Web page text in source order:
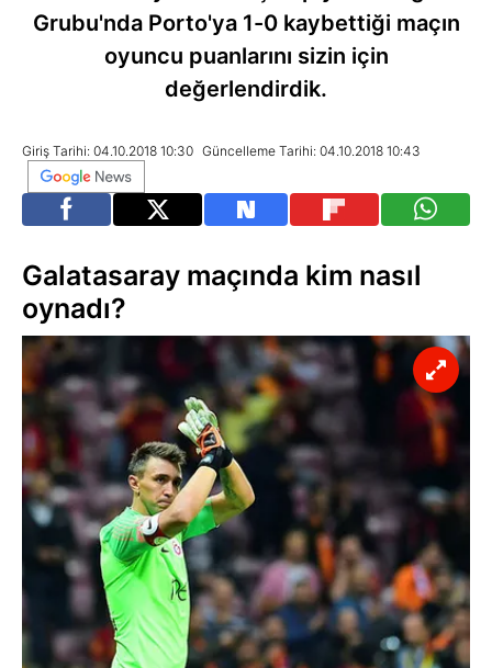
Grubu'nda Porto'ya 1-0 kaybettiği maçın
oyuncu puanlarını sizin için
değerlendirdik.
Giriş Tarihi: 04.10.2018 10:30 Güncelleme Tarihi: 04.10.2018 10:43
Galatasaray maçında kim nasıl
oynadı?